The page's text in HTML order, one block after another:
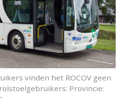
vinden het ROCOV geen
Provincie: